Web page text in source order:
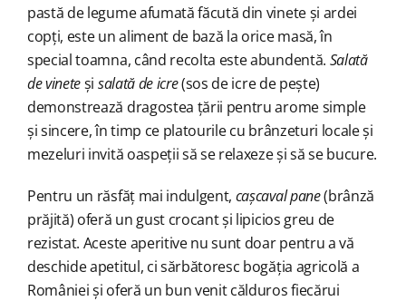
pastă de legume afumată făcută din vinete și ardei
copți, este un aliment de bază la orice masă, în
special toamna, când recolta este abundentă. Salată
de vineteși salată de icre(sos de icre de pește)
demonstrează dragostea țării pentru arome simple
și sincere, în timp ce platourile cu brânzeturi locale și
mezeluri invită oaspeții să se relaxeze și să se bucure.
Pentru un răsfăț mai indulgent, cașcaval pane(brânză
prăjită) oferă un gust crocant și lipicios greu de
rezistat. Aceste aperitive nu sunt doar pentru a vă
deschide apetitul, ci sărbătoresc bogăția agricolă a
României și oferă un bun venit călduros fiecărui